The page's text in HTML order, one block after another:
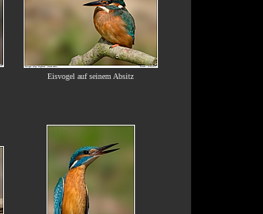
Eisvogel auf seinem Absitz